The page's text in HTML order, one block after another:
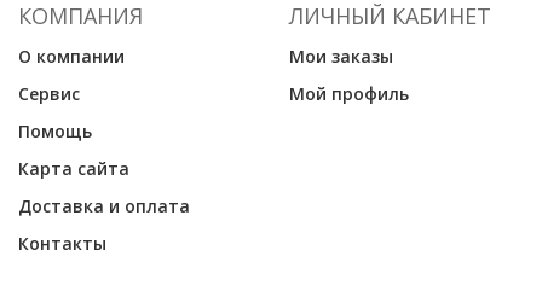
КОМПАНИЯ
О компании
Сервис
Помощь
Карта сайта
Доставка и оплата
Контакты
ЛИЧНЫЙ КАБИНЕТ
Мои заказы
Мой профиль